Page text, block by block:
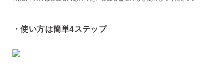
・使い方は簡単4ステップ